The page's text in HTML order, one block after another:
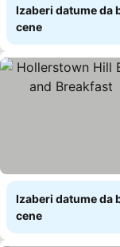
Izaberi datume da
cene
Izaberi datume da
cene